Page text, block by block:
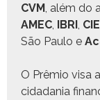
CVM, além do
AMEC, IBRI,
São Paulo e
O Prêmio visa
cidada­nia